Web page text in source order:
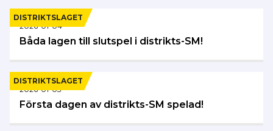
DISTRIKTSLAGET
2026-01-04
Båda lagen till slutspel i distrikts-SM!
DISTRIKTSLAGET
2026-01-03
Första dagen av distrikts-SM spelad!